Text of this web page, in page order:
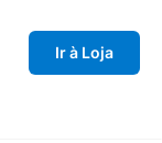
Ir à Loja